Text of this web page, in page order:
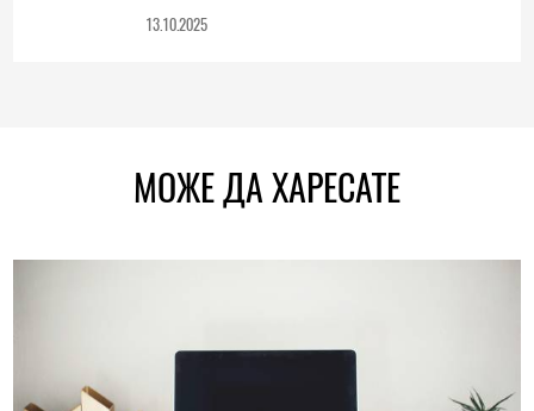
13.10.2025
МОЖЕ ДА ХАРЕСАТЕ